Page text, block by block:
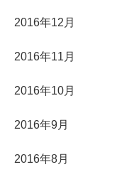
2016年12月
2016年11月
2016年10月
2016年9月
2016年8月